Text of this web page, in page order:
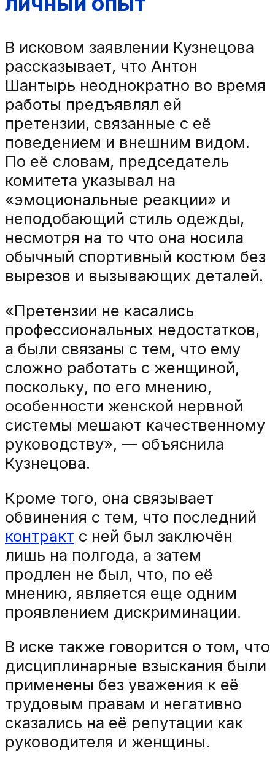
В исковом заявлении Кузнецова
рассказывает, что Антон
Шантырь неоднократно во время
работы предъявлял ей
претензии, связанные с её
поведением и внешним видом.
По её словам, председатель
комитета указывал на
«эмоциональные реакции» и
неподобающий стиль одежды,
несмотря на то что она носила
обычный спортивный костюм без
вырезов и вызывающих деталей.
«Претензии не касались
профессиональных недостатков,
а были связаны с тем, что ему
сложно работать с женщиной,
поскольку, по его мнению,
особенности женской нервной
системы мешают качественному
руководству», — объяснила
Кузнецова.
Кроме того, она связывает
обвинения с тем, что последний
контракт с ней был заключён
лишь на полгода, а затем
продлен не был, что, по её
мнению, является еще одним
проявлением дискриминации.
В иске также говорится о том, что
дисциплинарные взыскания были
применены без уважения к её
трудовым правам и негативно
сказались на её репутации как
руководителя и женщины.